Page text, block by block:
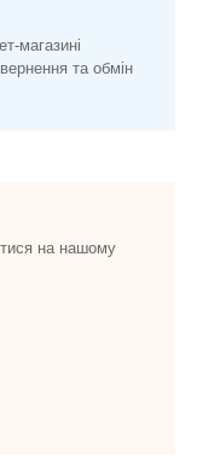
магазині
та обмін
на нашому